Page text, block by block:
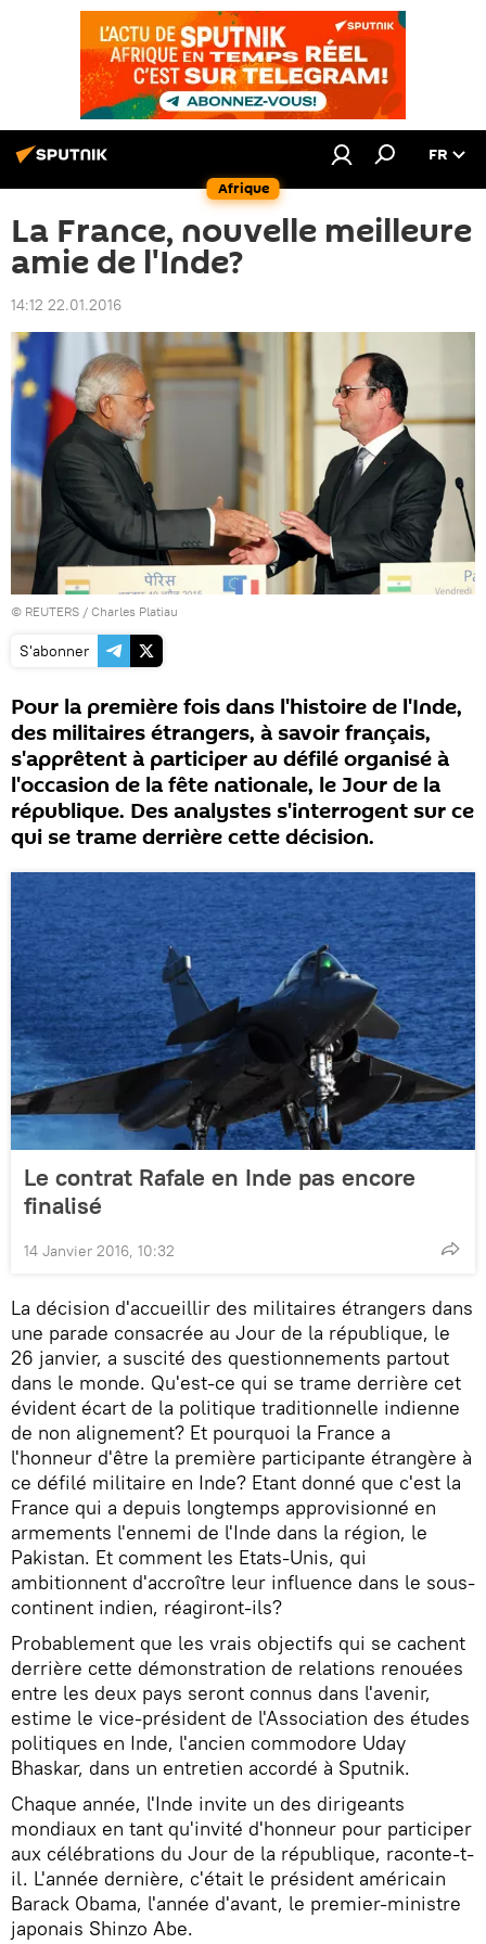
Afrique
FR
La France, nouvelle meilleure
amie de l'Inde?
14:12 22.01.2016
© REUTERS / Charles Platiau
S'abonner
Pour la première fois dans l'histoire de l'Inde,
des militaires étrangers, à savoir français,
s'apprêtent à participer au défilé organisé à
l'occasion de la fête nationale, le Jour de la
république. Des analystes s'interrogent sur ce
qui se trame derrière cette décision.
Le contrat Rafale en Inde pas encore
finalisé
14 Janvier 2016, 10:32
La décision d'accueillir des militaires étrangers dans
une parade consacrée au Jour de la république, le
26 janvier, a suscité des questionnements partout
dans le monde. Qu'est-ce qui se trame derrière cet
évident écart de la politique traditionnelle indienne
de non alignement? Et pourquoi la France a
l'honneur d'être la première participante étrangère à
ce défilé militaire en Inde? Etant donné que c'est la
France qui a depuis longtemps approvisionné en
armements l'ennemi de l'Inde dans la région, le
Pakistan. Et comment les Etats-Unis, qui
ambitionnent d'accroître leur influence dans le sous-
continent indien, réagiront-ils?
Probablement que les vrais objectifs qui se cachent
derrière cette démonstration de relations renouées
entre les deux pays seront connus dans l'avenir,
estime le vice-président de l'Association des études
politiques en Inde, l'ancien commodore Uday
Bhaskar, dans un entretien accordé à Sputnik.
Chaque année, l'Inde invite un des dirigeants
mondiaux en tant qu'invité d'honneur pour participer
aux célébrations du Jour de la république, raconte-t-
il. L'année dernière, c'était le président américain
Barack Obama, l'année d'avant, le premier-ministre
japonais Shinzo Abe.